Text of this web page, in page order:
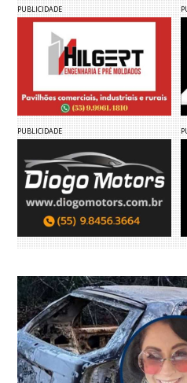
PUBLICIDADE
PUBLICIDADE